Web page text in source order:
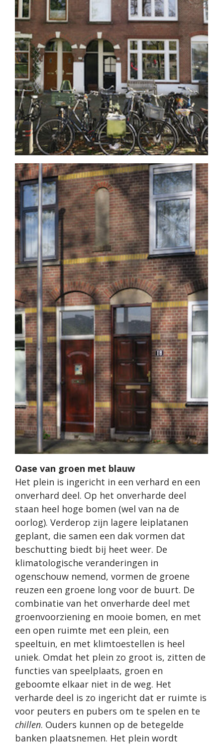
Oase van groen met blauw
Het plein is ingericht in een verhard en een
onverhard deel. Op het onverharde deel
staan heel hoge bomen (wel van na de
oorlog). Verderop zijn lagere leiplatanen
geplant, die samen een dak vormen dat
beschutting biedt bij heet weer. De
klimatologische veranderingen in
ogenschouw nemend, vormen de groene
reuzen een groene long voor de buurt. De
combinatie van het onverharde deel met
groenvoorziening en mooie bomen, en met
een open ruimte met een plein, een
speeltuin, en met klimtoestellen is heel
uniek. Omdat het plein zo groot is, zitten de
functies van speelplaats, groen en
geboomte elkaar niet in de weg. Het
verharde deel is zo ingericht dat er ruimte is
voor peuters en pubers om te spelen en te
chillen. Ouders kunnen op de betegelde
banken plaatsnemen. Het plein wordt